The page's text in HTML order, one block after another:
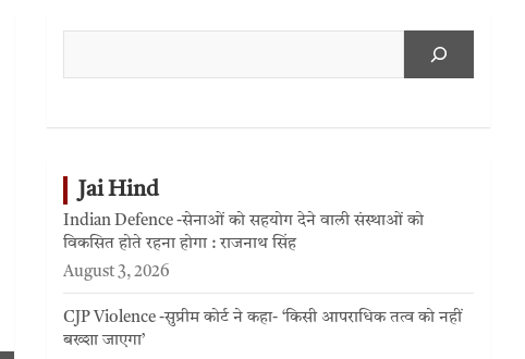
Jai Hind
Indian Defence -सेनाओं को सहयोग देने वाली संस्थाओं को
विकसित होते रहना होगा : राजनाथ सिंह
August 3, 2026
CJP Violence -सुप्रीम कोर्ट ने कहा- ‘किसी आपराधिक तत्व को नहीं
बख्शा जाएगा’